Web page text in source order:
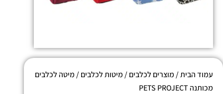
עמוד הבית/ מוצרים לכלבים/ מיטות לכלבים/ מיטה לכלבים
מכותנה PETS PROJECT